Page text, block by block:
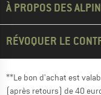
À PROPOS DES
RÉVOQUER LE
**Le bon d'achat est
(après retours) de 40